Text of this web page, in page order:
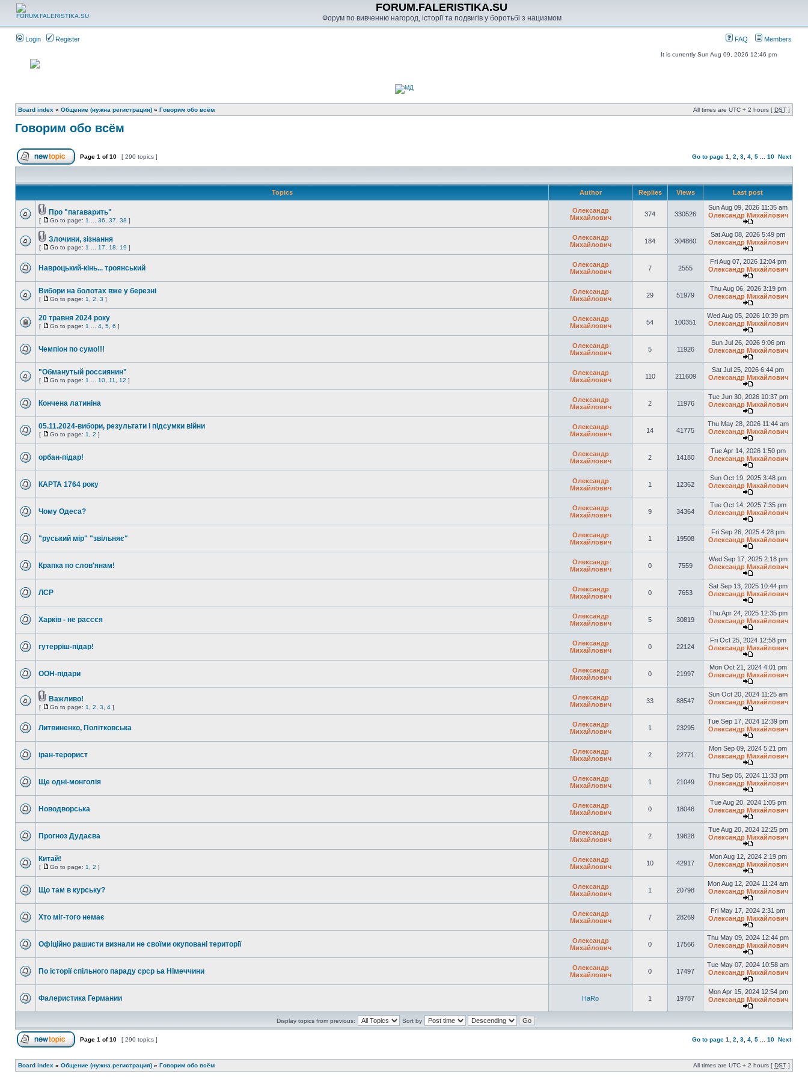
FORUM.FALERISTIKA.SU
Форум по вивченню нагород, історії та подвигів у боротьбі з нацизмом
Login Register FAQ Members
It is currently Sun Aug 09, 2026 12:46 pm
Board index » Общение (нужна регистрация) » Говорим обо всём All times are UTC + 2 hours [ DST ]
Говорим обо всём
Page 1 of10 [ 290 topics ] Go to page 1 2 3 4 5 10 Next
Topics Author Replies Views Last post
Про "пагаварить"
[ Go to page: 1 36 37 38 ]
Олександр
Михайлович
374 330526
Sun Aug 09, 2026 11:35 am
Олександр Михайлович
Злочини, зізнання
[ Go to page: 1 17 18 19 ]
Олександр
Михайлович
184 304860
Sat Aug 08, 2026 5:49 pm
Олександр Михайлович
Навроцький-кінь... троянський
Олександр
Михайлович
7 2555
Fri Aug 07, 2026 12:04 pm
Олександр Михайлович
Вибори на болотах вже у березні
[ Go to page: 1 2 3 ]
Олександр
Михайлович
29 51979
Thu Aug 06, 2026 3:19 pm
Олександр Михайлович
20 травня 2024 року
[ Go to page: 1 4 5 6 ]
Олександр
Михайлович
54 100351
Wed Aug 05, 2026 10:39 pm
Олександр Михайлович
Чемпіон по сумо!!!
Олександр
Михайлович
5 11926
Sun Jul 26, 2026 9:06 pm
Олександр Михайлович
"Обманутый россиянин"
[ Go to page: 1 10 11 12 ]
Олександр
Михайлович
110 211609
Sat Jul 25, 2026 6:44 pm
Олександр Михайлович
Кончена латиніна
Олександр
Михайлович
2 11976
Tue Jun 30, 2026 10:37 pm
Олександр Михайлович
05.11.2024-вибори, результати і підсумки війни
[ Go to page: 1 2 ]
Олександр
Михайлович
14 41775
Thu May 28, 2026 11:44 am
Олександр Михайлович
орбан-підар!
Олександр
Михайлович
2 14180
Tue Apr 14, 2026 1:50 pm
Олександр Михайлович
КАРТА 1764 року
Олександр
Михайлович
1 12362
Sun Oct 19, 2025 3:48 pm
Олександр Михайлович
Чому Одеса?
Олександр
Михайлович
9 34364
Tue Oct 14, 2025 7:35 pm
Олександр Михайлович
"руський мір" "звільняє"
Олександр
Михайлович
1 19508
Fri Sep 26, 2025 4:28 pm
Олександр Михайлович
Крапка по слов'янам!
Олександр
Михайлович
0 7559
Wed Sep 17, 2025 2:18 pm
Олександр Михайлович
ЛСР
Олександр
Михайлович
0 7653
Sat Sep 13, 2025 10:44 pm
Олександр Михайлович
Харків - не рассєя
Олександр
Михайлович
5 30819
Thu Apr 24, 2025 12:35 pm
Олександр Михайлович
гутерріш-підар!
Олександр
Михайлович
0 22124
Fri Oct 25, 2024 12:58 pm
Олександр Михайлович
ООН-підари
Олександр
Михайлович
0 21997
Mon Oct 21, 2024 4:01 pm
Олександр Михайлович
Важливо!
[ Go to page: 1 2 3 4 ]
Олександр
Михайлович
33 88547
Sun Oct 20, 2024 11:25 am
Олександр Михайлович
Литвиненко, Політковська
Олександр
Михайлович
1 23295
Tue Sep 17, 2024 12:39 pm
Олександр Михайлович
іран-терорист
Олександр
Михайлович
2 22771
Mon Sep 09, 2024 5:21 pm
Олександр Михайлович
Ще одні-монголія
Олександр
Михайлович
1 21049
Thu Sep 05, 2024 11:33 pm
Олександр Михайлович
Новодворська
Олександр
Михайлович
0 18046
Tue Aug 20, 2024 1:05 pm
Олександр Михайлович
Прогноз Дудаєва
Олександр
Михайлович
2 19828
Tue Aug 20, 2024 12:25 pm
Олександр Михайлович
Китай!
[ Go to page: 1 2 ]
Олександр
Михайлович
10 42917
Mon Aug 12, 2024 2:19 pm
Олександр Михайлович
Що там в курську?
Олександр
Михайлович
1 20798
Mon Aug 12, 2024 11:24 am
Олександр Михайлович
Хто міг-того немає
Олександр
Михайлович
7 28269
Fri May 17, 2024 2:31 pm
Олександр Михайлович
Офіційно рашисти визнали не своїми окуповані території
Олександр
Михайлович
0 17566
Thu May 09, 2024 12:44 pm
Олександр Михайлович
По історії спільного параду срср ьа Німеччини
Олександр
Михайлович
0 17497
Tue May 07, 2024 10:58 am
Олександр Михайлович
Фалеристика Германии HaRo 1 19787
Mon Apr 15, 2024 12:54 pm
Олександр Михайлович
Display topics from previous: Sort by
Page 1 of10 [ 290 topics ] Go to page 1 2 3 4 5 10 Next
Board index » Общение (нужна регистрация) » Говорим обо всём All times are UTC + 2 hours [ DST ]